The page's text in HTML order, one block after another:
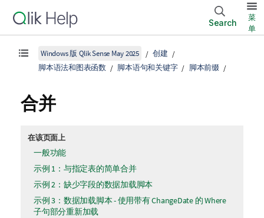
Search
菜
单
Windows 版 Qlik Sense May 2025
创建
脚本语法和图表函数
脚本语句和关键字 脚本前缀
合并
在该页面上
一般功能
示例 1：与指定表的简单合并
示例 2：缺少字段的数据加载脚本
示例 3：数据加载脚本 - 使用带有 ChangeDate 的 Where
子句部分重新加载